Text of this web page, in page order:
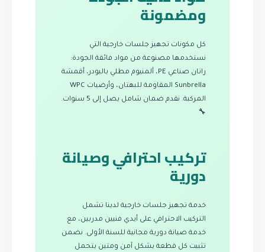
ومضمونة
كل مكونات تجهيز جلسات خارجية التي
نستخدمها مصنوعة من مواد فائقة الجودة:
راتان صناعي PE، ألمنيوم مطلي بالبودر، أقمشة
Sunbrella المقاومة للبهتان، وأرضيات WPC
المركبة. نقدم ضمان شامل يصل إلى 5 سنوات.
🔧
تركيب احترافي وصيانة
دورية
خدمة تجهيز جلسات خارجية لدينا تشمل
التركيب الاحترافي على أيدي فنيين مدربين، مع
خدمة صيانة دورية مجانية للسنة الأولى. نضمن
تثبيت كل قطعة بشكل آمن ومتين يتحمل